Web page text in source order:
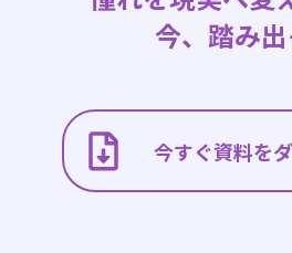
今、踏み
今すぐ資料を